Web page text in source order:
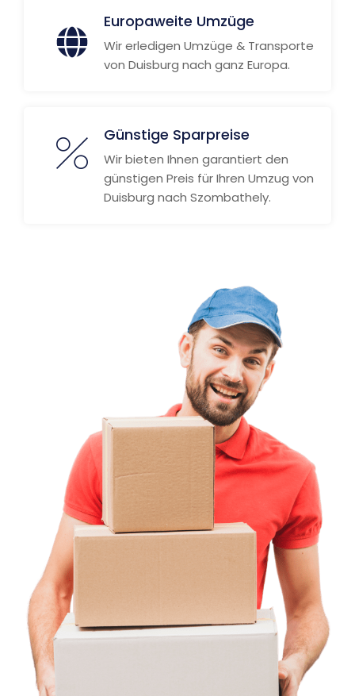
Europaweite Umzüge
Wir erledigen Umzüge & Transporte
von Duisburg nach ganz Europa.
Günstige Sparpreise
Wir bieten Ihnen garantiert den
günstigen Preis für Ihren Umzug von
Duisburg nach Szombathely.